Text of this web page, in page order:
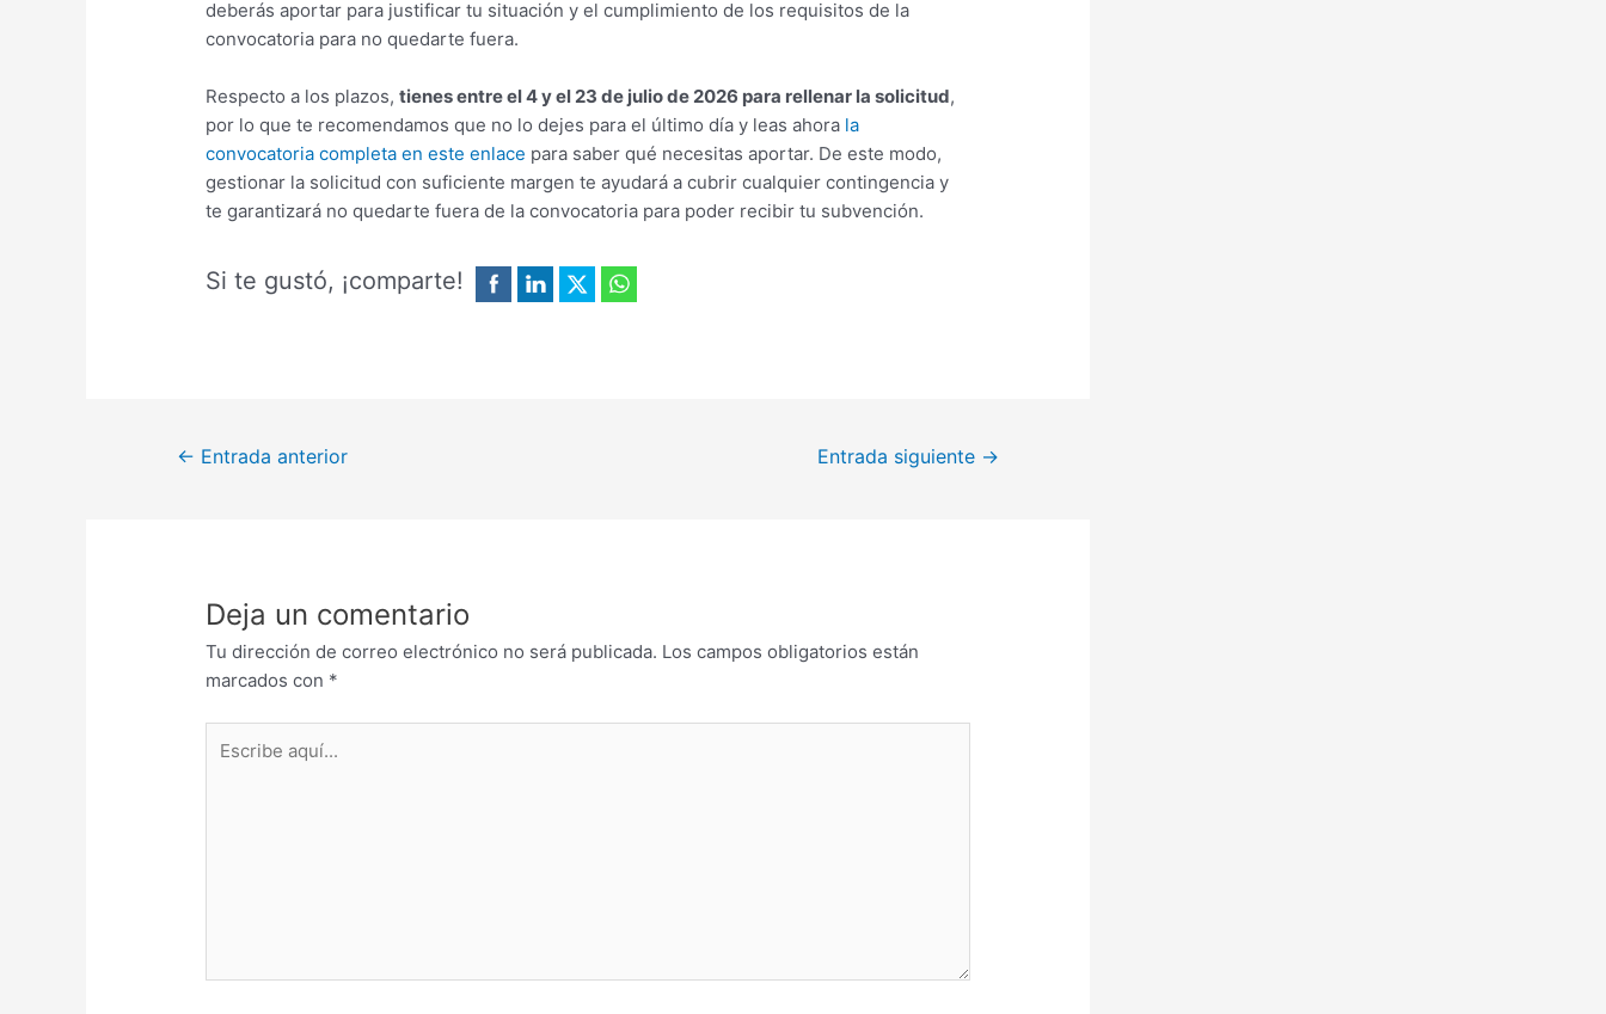
deberás aportar para justificar tu situación y el cumplimiento de los requisitos de la
convocatoria para no quedarte fuera.
Respecto a los plazos,tienes entre el 4 y el 23 de julio de 2026 para rellenar la solicitud,
por lo que te recomendamos que no lo dejes para el último día y leas ahora la
convocatoria completa en este enlace para saber qué necesitas aportar. De este modo,
gestionar la solicitud con suficiente margen te ayudará a cubrir cualquier contingencia y
te garantizará no quedarte fuera de la convocatoria para poder recibir tu subvención.
Si te gustó, ¡comparte!
← Entrada anterior Entrada siguiente →
Deja un comentario
Tu dirección de correo electrónico no será publicada. Los campos obligatorios están
marcados con *
aquí...